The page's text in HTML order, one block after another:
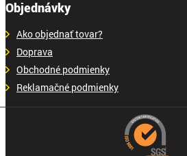
Objednávky
Ako objednať tovar?
Doprava
Obchodné podmienky
Reklamačné podmienky